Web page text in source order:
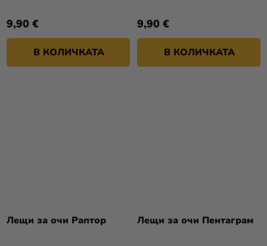
9,90 €
В КОЛИЧКАТА
9,90 €
В КОЛИЧКАТА
Лещи за очи Раптор Лещи за очи Пентаграм